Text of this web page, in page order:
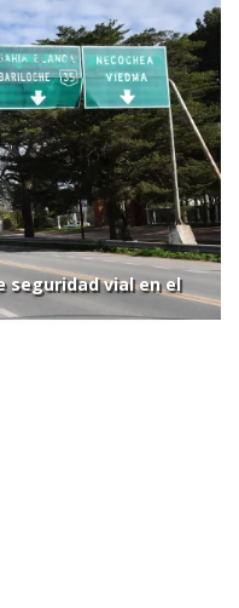
seguridad vial en el